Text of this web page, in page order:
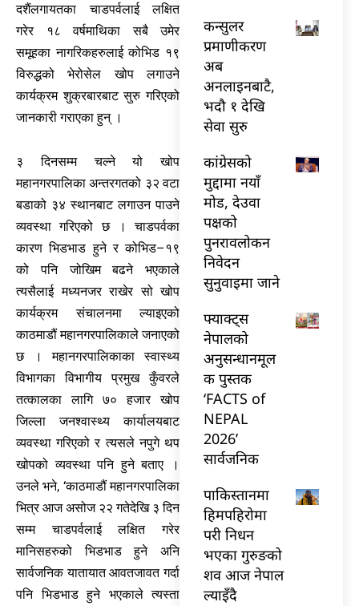
दशैंलगायतका चाडपर्वलाई लक्षित
गरेर १८ वर्षमाथिका सबै उमेर
समूहका नागरिकहरुलाई कोभिड १९
विरुद्धको भेरोसेल खोप लगाउने
कार्यक्रम शुक्रबारबाट सुरु गरिएको
जानकारी गराएका हुन् ।
३ दिनसम्म चल्ने यो खोप
महानगरपालिका अन्तरगतको ३२ वटा
बडाको ३४ स्थानबाट लगाउन पाउने
व्यवस्था गरिएको छ । चाडपर्वका
कारण भिडभाड हुने र कोभिड–१९
को पनि जोखिम बढने भएकाले
त्यसैलाई मध्यनजर राखेर सो खोप
कार्यक्रम संचालनमा ल्याइएको
काठमाडौं महानगरपालिकाले जनाएको
छ । महानगरपालिकाका स्वास्थ्य
विभागका विभागीय प्रमुख कुँवरले
तत्कालका लागि ७० हजार खोप
जिल्ला जनश्वास्थ्य कार्यालयबाट
व्यवस्था गरिएको र त्यसले नपुगे थप
खोपको व्यवस्था पनि हुने बताए ।
उनले भने, ‘काठमाडौं महानगरपालिका
भित्र आज असोज २२ गतेदेखि ३ दिन
सम्म चाडपर्वलाई लक्षित गरेर
मानिसहरुको भिडभाड हुने अनि
सार्वजनिक यातायात आवतजावत गर्दा
पनि भिडभाड हुने भएकाले त्यस्ता
कन्सुलर
प्रमाणीकरण
अब
अनलाइनबाटै,
भदौ १ देखि
सेवा सुरु
कांग्रेसको
मुद्दामा नयाँ
मोड, देउवा
पक्षको
पुनरावलोकन
निवेदन
सुनुवाइमा जाने
फ्याक्ट्स
नेपालको
अनुसन्धानमूल
क पुस्तक
‘FACTS of
NEPAL
2026’
सार्वजनिक
पाकिस्तानमा
हिमपहिरोमा
परी निधन
भएका गुरुङको
शव आज नेपाल
ल्याइँदै